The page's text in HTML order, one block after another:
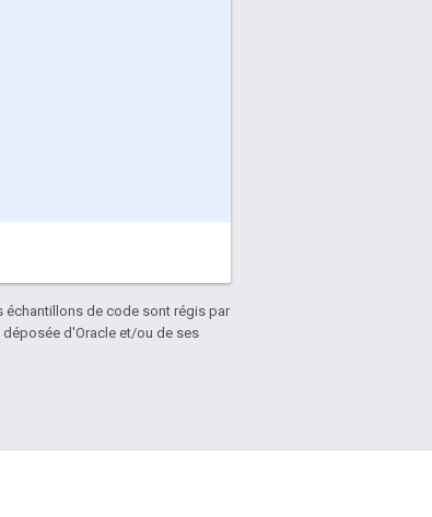
échantillons de code sont régis par
déposée d'Oracle et/ou de ses